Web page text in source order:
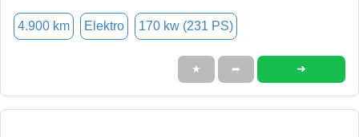
4.900 km Elektro 170 kw (231 PS)
★ ➦ ➜